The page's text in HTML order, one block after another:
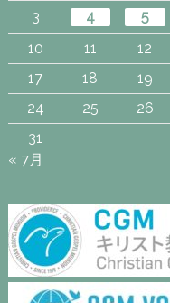
3
4 5
10
11 12
17
18 19
24
25 26
31
« 7月